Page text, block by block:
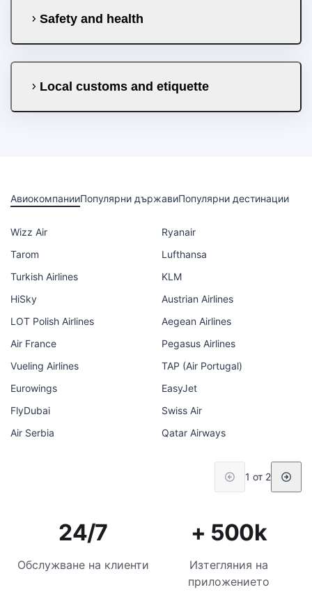
Safety and health
Local customs and etiquette
АвиокомпанииПопулярни държавиПопулярни дестинации
Wizz Air
Ryanair
Tarom
Lufthansa
Turkish Airlines
KLM
HiSky
Austrian Airlines
LOT Polish Airlines
Aegean Airlines
Air France
Pegasus Airlines
Vueling Airlines
TAP (Air Portugal)
Eurowings
EasyJet
FlyDubai
Swiss Air
Air Serbia
Qatar Airways
1 от 2
24/7
Обслужване на клиенти
+ 500k
Изтегляния на
приложението